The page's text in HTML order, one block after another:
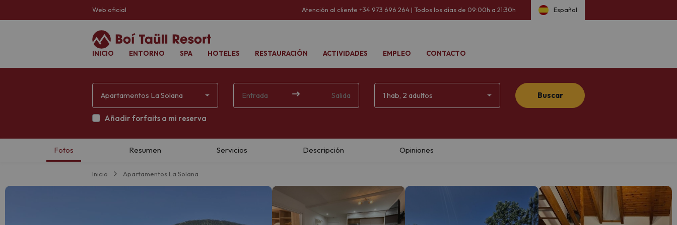
Web oficial Atención al cliente +34 973 696 264 | Todos los días de 09:00h a 21:30h Español
INICIO ENTORNO SPA HOTELES RESTAURACIÓN ACTIVIDADES EMPLEO CONTACTO
Apartamentos La Solana Entrada Salida 1 hab, 2 adultos
Añadir forfaits a mi reserva
Buscar
Inicio Apartamentos La Solana